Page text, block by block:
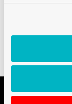
Dati tecnici